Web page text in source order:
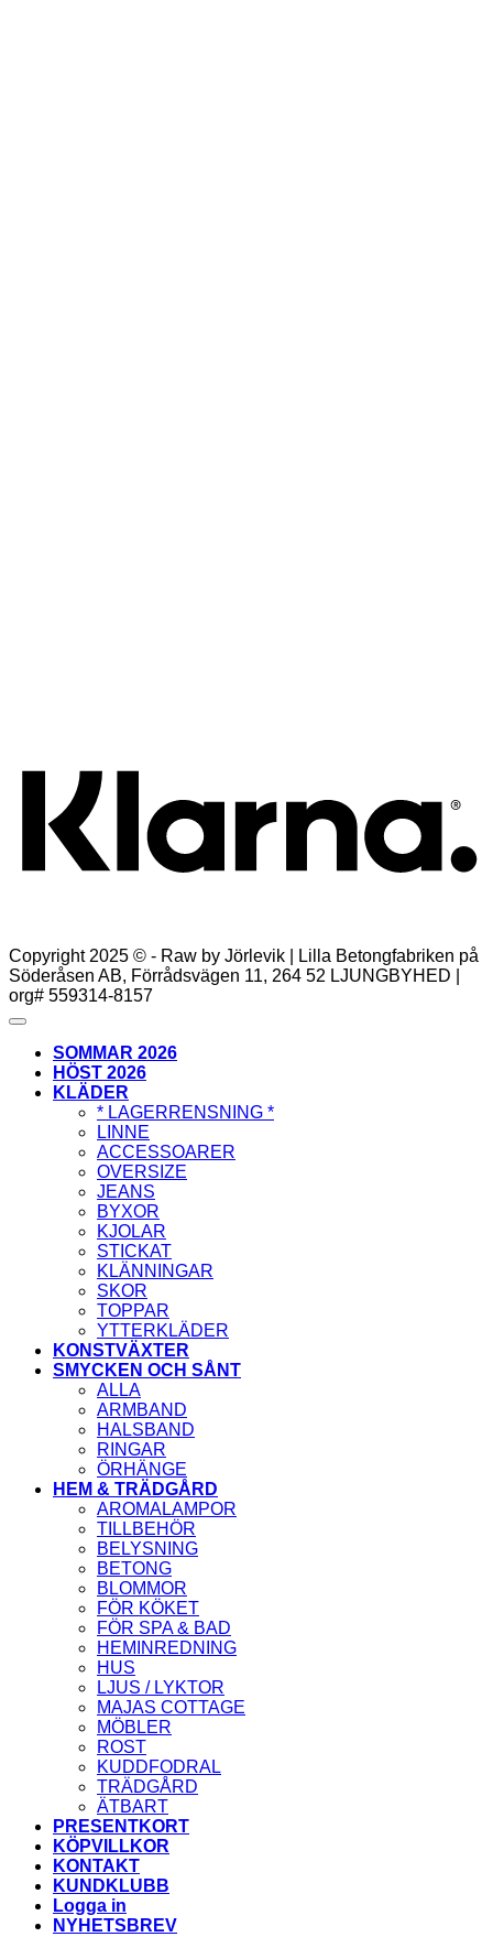
Copyright 2025 © - Raw by Jörlevik | Lilla Betongfabriken på
Söderåsen AB, Förrådsvägen 11, 264 52 LJUNGBYHED |
org# 559314-8157
SOMMAR 2026
HÖST 2026
KLÄDER
* LAGERRENSNING *
LINNE
ACCESSOARER
OVERSIZE
JEANS
BYXOR
KJOLAR
STICKAT
KLÄNNINGAR
SKOR
TOPPAR
YTTERKLÄDER
KONSTVÄXTER
SMYCKEN OCH SÅNT
ALLA
ARMBAND
HALSBAND
RINGAR
ÖRHÄNGE
HEM & TRÄDGÅRD
AROMALAMPOR
TILLBEHÖR
BELYSNING
BETONG
BLOMMOR
FÖR KÖKET
FÖR SPA & BAD
HEMINREDNING
HUS
LJUS / LYKTOR
MAJAS COTTAGE
MÖBLER
ROST
KUDDFODRAL
TRÄDGÅRD
ÄTBART
PRESENTKORT
KÖPVILLKOR
KONTAKT
KUNDKLUBB
Logga in
NYHETSBREV